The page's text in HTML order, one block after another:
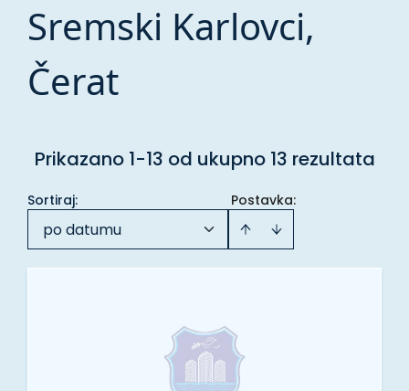
Sremski Karlovci,
Čerat
Prikazano 1-13 od ukupno 13 rezultata
Postavka:
Sortiraj:
po datumu